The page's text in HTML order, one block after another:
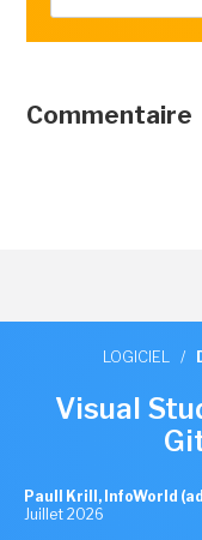
Commentaire
LOGICIEL /
Visual
Paull Krill, InfoWorld
Juillet 2026